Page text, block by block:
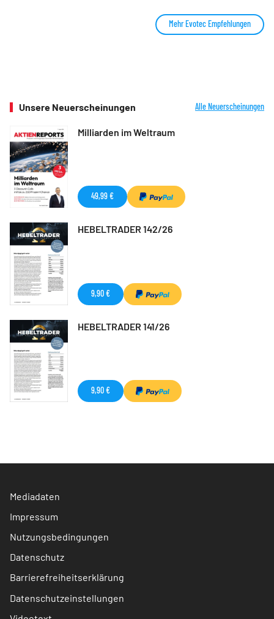
Mehr Evotec Empfehlungen
Unsere Neuerscheinungen Alle Neuerscheinungen
Milliarden im Weltraum
49,99 €
HEBELTRADER 142/26
9,90 €
HEBELTRADER 141/26
9,90 €
Mediadaten
Impressum
Nutzungsbedingungen
Datenschutz
Barrierefreiheitserklärung
Datenschutzeinstellungen